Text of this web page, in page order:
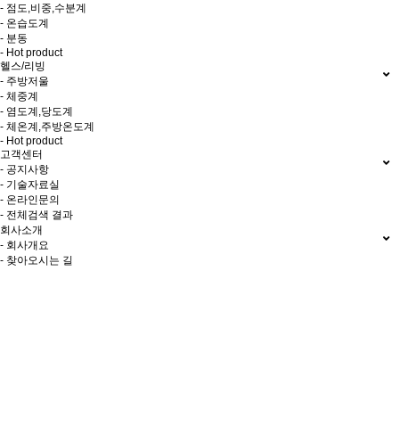
- 점도,비중,수분계
- 온습도계
- 분동
- Hot product
헬스/리빙
- 주방저울
- 체중계
- 염도계,당도계
- 체온계,주방온도계
- Hot product
고객센터
- 공지사항
- 기술자료실
- 온라인문의
- 전체검색 결과
회사소개
- 회사개요
- 찾아오시는 길